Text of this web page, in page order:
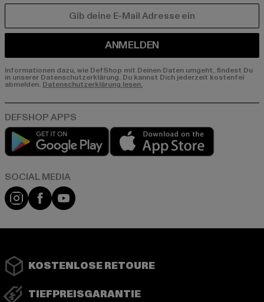
ANMELDEN
Informationen dazu, wie DefShop mit Deinen Daten umgeht, findest Du
in unserer Datenschutzerklärung. Du kannst Dich jederzeit kostenfei
abmelden.Datenschutzerklärung lesen.
Play market
Instagram
FacebookYouTube
KOSTENLOSE RETOURE
TIEFPREISGARANTIE